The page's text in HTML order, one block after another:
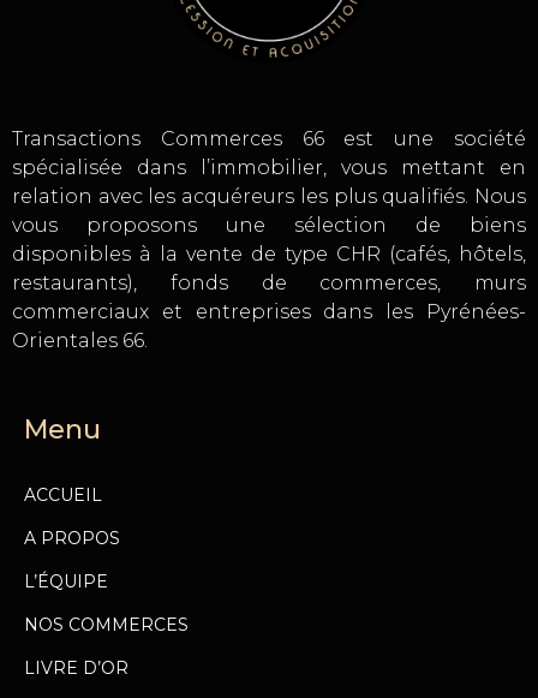
Transactions Commerces 66 est une société
spécialisée dans l’immobilier, vous mettant en
relation avec les acquéreurs les plus qualifiés. Nous
vous proposons une sélection de biens
disponibles à la vente de type CHR (cafés, hôtels,
restaurants), fonds de commerces, murs
commerciaux et entreprises dans les Pyrénées-
Orientales 66.
Menu
ACCUEIL
A PROPOS
L’ÉQUIPE
NOS COMMERCES
LIVRE D’OR